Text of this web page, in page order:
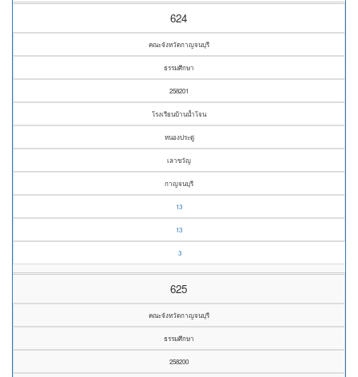
624
คณะจังหวัดกาญจนบุรี
ธรรมศึกษา
258201
โรงเรียนบ้านน้ำโจน
หนองประดู่
เลาขวัญ
กาญจนบุรี
13
13
3
625
คณะจังหวัดกาญจนบุรี
ธรรมศึกษา
258200